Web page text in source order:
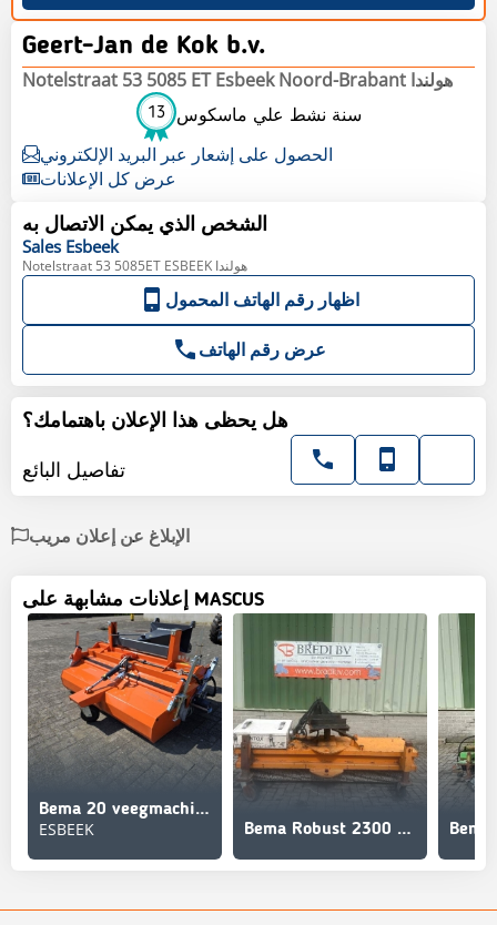
Geert-Jan de Kok b.v.
Notelstraat 53 5085 ET Esbeek Noord-Brabant هولندا
13 سنة نشط علي ماسكوس
الحصول على إشعار عبر البريد الإلكتروني
عرض كل الإعلانات
الشخص الذي يمكن الاتصال به
Sales Esbeek
Notelstraat 53 5085ET ESBEEK هولندا
اظهار رقم الهاتف المحمول
عرض رقم الهاتف
هل يحظى هذا الإعلان باهتمامك؟
تفاصيل البائع
الإبلاغ عن إعلان مريب
إعلانات مشابهة على MASCUS
Bema 20 veegmachine (1550mm)
ESBEEK Bema Robust 2300 Schiepper